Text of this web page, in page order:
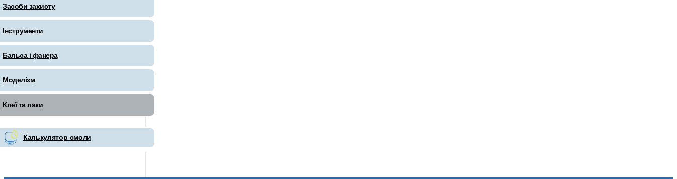
Засоби захисту
Інструменти
Бальса і фанера
Моделізм
Клеї та лаки
Калькулятор смоли